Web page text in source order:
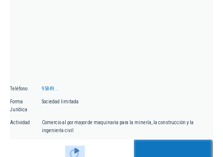
Teléfono 95849...
Forma
Jurídica
Sociedad limitada
Actividad
Comercio al por mayor de maquinaria para la minería, la construcción y la
ingeniería civil